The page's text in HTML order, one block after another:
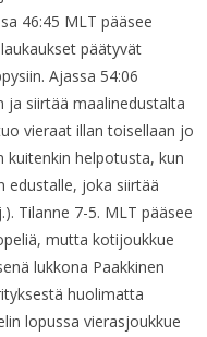
46:45 MLT pääsee
päätyvät
Ajassa 54:06
ja siirtää maalinedustalta
vieraat illan toisellaan jo
kuitenkin helpotusta, kun
edustalle, joka siirtää
Tilanne 7-5. MLT pääsee
mutta kotijoukkue
lukkona Paakkinen
huolimatta
lopussa vierasjoukkue